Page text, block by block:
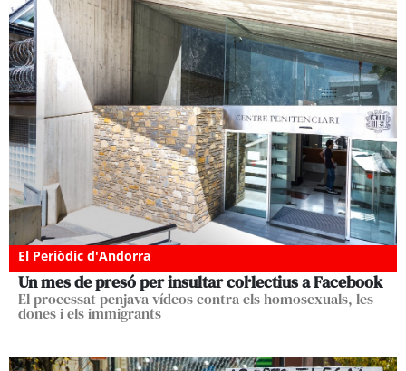
El Periòdic d'Andorra
Un mes de presó per insultar col·lectius a Facebook
El processat penjava vídeos contra els homosexuals, les
dones i els immigrants